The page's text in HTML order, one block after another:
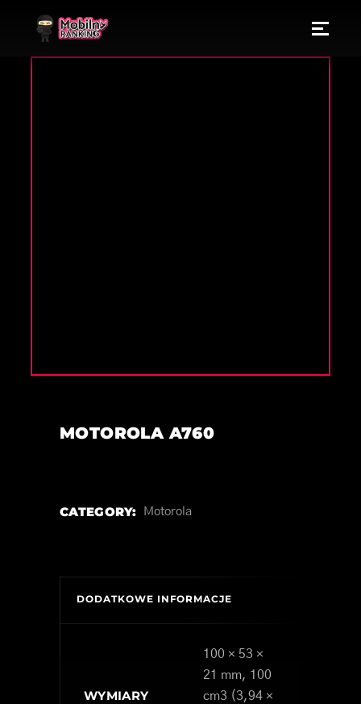
MOTOROLA A760
CATEGORY: Motorola
DODATKOWE INFORMACJE
WYMIARY
100 × 53 ×
21 mm, 100
cm3 (3,94 ×